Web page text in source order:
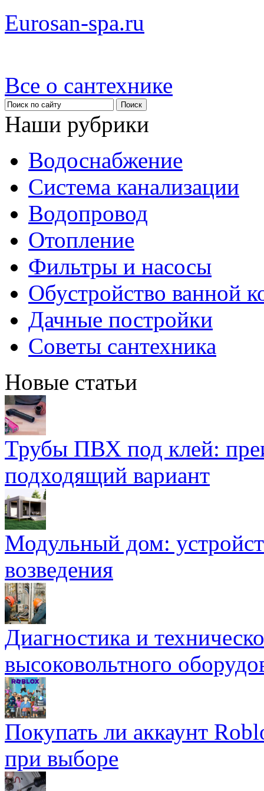
Eurosan-spa.ru
Все о сантехнике
Наши рубрики
Водоснабжение
Система канализации
Водопровод
Отопление
Фильтры и насосы
Обустройство ванной
Дачные постройки
Советы сантехника
Новые статьи
Трубы ПВХ под клей:
подходящий вариант
Модульный дом:
возведения
Диагностика и
высоковольтного
Покупать ли аккаунт
при выборе